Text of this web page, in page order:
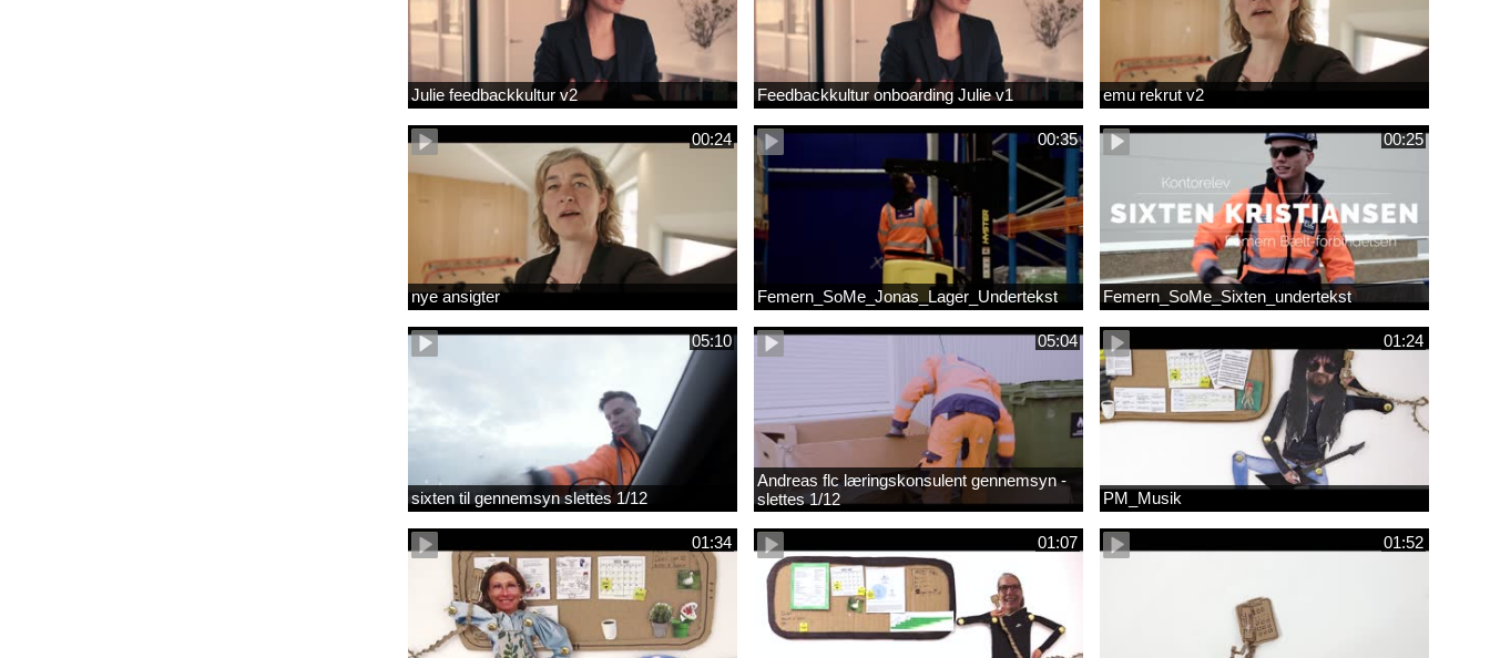
Julie feedbackkultur v2 Feedbackkultur onboarding Julie v1 emu rekrut v2
00:24
nye ansigter
00:35
Femern_SoMe_Jonas_Lager_Undertekst
00:25
Femern_SoMe_Sixten_undertekst
05:10
sixten til gennemsyn slettes 1/12
05:04
Andreas flc læringskonsulent gennemsyn -
slettes 1/12
01:24
PM_Musik
01:34 01:07 01:52